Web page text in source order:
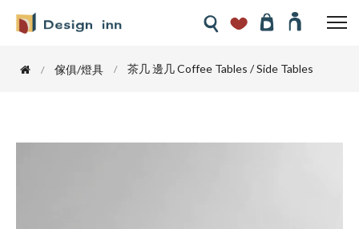
傢俱/燈具 茶几 邊几 Coffee Tables / Side Tables